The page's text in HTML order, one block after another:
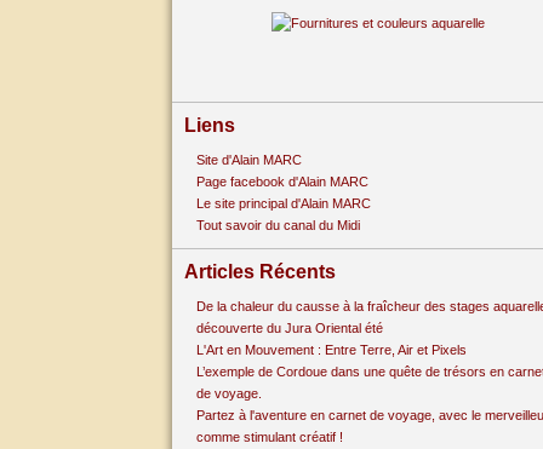
Liens
Site d'Alain MARC
Page facebook d'Alain MARC
Le site principal d'Alain MARC
Tout savoir du canal du Midi
Articles Récents
De la chaleur du causse à la fraîcheur des stages
découverte du Jura Oriental été
L'Art en Mouvement : Entre Terre, Air et Pixels
L’exemple de Cordoue dans une quête de trésors en
de voyage.
Partez à l'aventure en carnet de voyage, avec le
comme stimulant créatif !